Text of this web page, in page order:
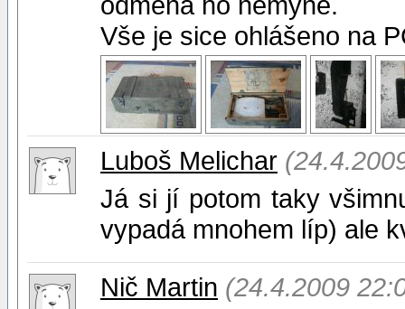
Vše je sice ohlášeno na
Luboš Melichar
Já si jí potom taky
vypadá mnohem líp) ale
Nič Martin (24.4.2009